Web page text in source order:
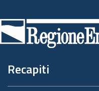
di
pagina
Recapiti